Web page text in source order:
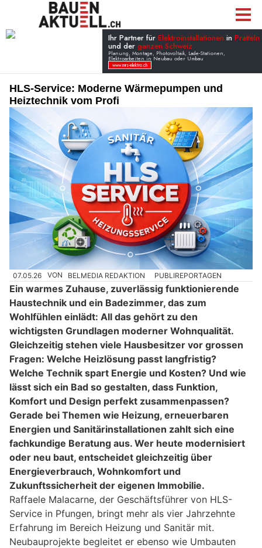
HLS-Service: Moderne Wärmepumpen und
Heiztechnik vom Profi
07.05.26 VON BELMEDIA REDAKTION PUBLIREPORTAGEN
Ein warmes Zuhause, zuverlässig funktionierende
Haustechnik und ein Badezimmer, das zum
Wohlfühlen einlädt: All das gehört zu den
wichtigsten Grundlagen moderner Wohnqualität.
Gleichzeitig stehen viele Hausbesitzer vor grossen
Fragen: Welche Heizlösung passt langfristig?
Welche Technik spart Energie und Kosten? Und wie
lässt sich ein Bad so gestalten, dass Funktion,
Komfort und Design perfekt zusammenpassen?
Gerade bei Themen wie Heizung, erneuerbaren
Energien und Sanitärinstallationen zahlt sich eine
fachkundige Beratung aus. Wer heute modernisiert
oder neu baut, entscheidet gleichzeitig über
Energieverbrauch, Wohnkomfort und
Zukunftssicherheit der eigenen Immobilie.
Raffaele Malacarne, der Geschäftsführer von HLS-
Service in Pfungen, bringt mehr als vier Jahrzehnte
Erfahrung im Bereich Heizung und Sanitär mit.
Neubauprojekte begleitet er ebenso wie Umbauten